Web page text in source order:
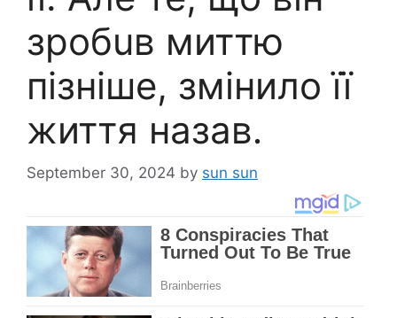
зробuв миттю
пізніше, змінило її
життя назав․
September 30, 2024 by sun sun